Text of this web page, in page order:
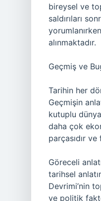
bireysel ve
saldırıları
alınmaktadır.
Geçmiş ve
Tarihin her
Geçmişin
kutuplu
daha çok
parçasıdır ve
Göreceli
tarihsel
Devrimi’nin
ve politik